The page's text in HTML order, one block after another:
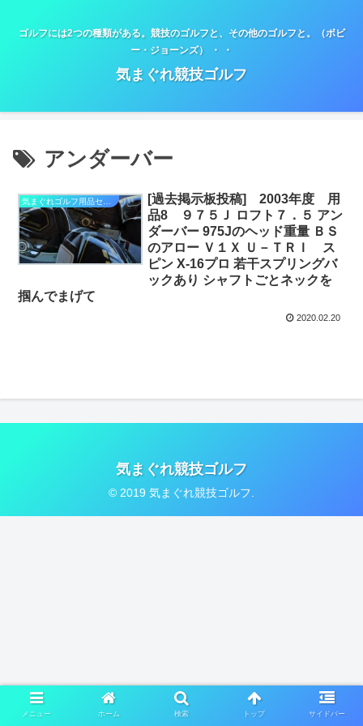
ゴルフには2つの種類がある。競技のゴルフと、その他のゴルフと。（ボビ
ー・ジョーンズ） ・ ・
気まぐれ競技ゴルフ
アンダーバー
[過去掲示板投稿] 2003年度 用
品8 ９７５Ｊ ロフト７．５ アン
ダーバー 975Jのヘッド重量 ＢＳ
のアロー Ｖ１Ｘ Ｕ－ＴＲＩ ス
ピン X-16プロ 若干スプリングバ
ックあり シャフトごとネックを
掴んでまげて
2020.02.20
気まぐれ競技ゴルフ
© 2019 気まぐれ競技ゴルフ.
メニュー ホーム 検索 トップ サイドバー